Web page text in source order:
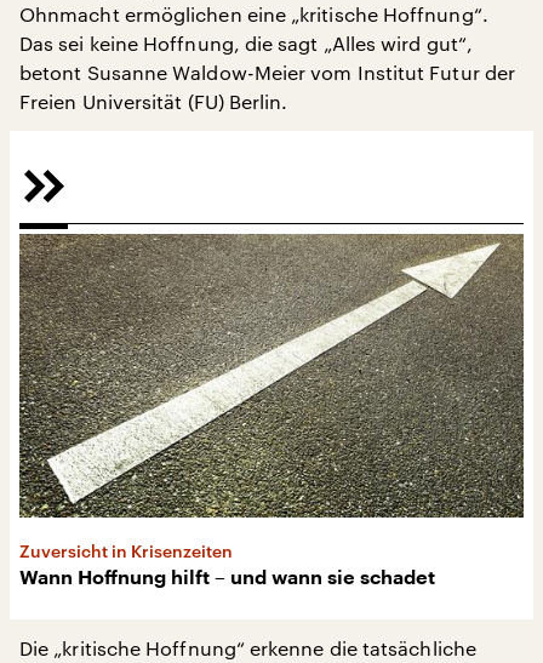
Ohnmacht ermöglichen eine „kritische Hoffnung“.
Das sei keine Hoffnung, die sagt „Alles wird gut“,
betont Susanne Waldow-Meier vom Institut Futur der
Freien Universität (FU) Berlin.
Zuversicht in Krisenzeiten
Wann Hoffnung hilft – und wann sie schadet
Die „kritische Hoffnung“ erkenne die tatsächliche